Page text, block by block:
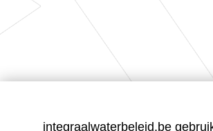
integraalwaterbeleid.be